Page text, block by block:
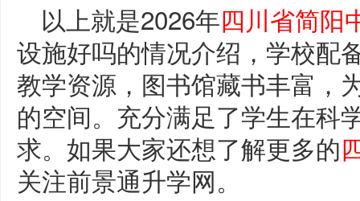
以上就是2026年四川省简阳
设施好吗的情况介绍，学校配
教学资源，图书馆藏书丰富，
的空间。充分满足了学生在科
求。如果大家还想了解更多的
关注前景通升学网。